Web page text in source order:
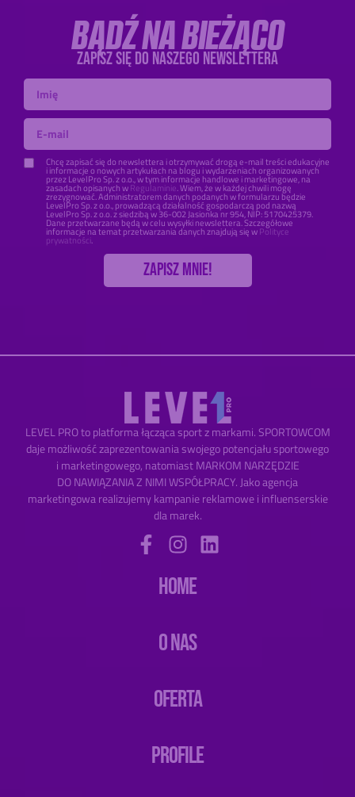
BĄDŹ NA BIEŻĄCO
ZAPISZ SIĘ DO NASZEGO NEWSLETTERA
Chcę zapisać się do newslettera i otrzymywać drogą e-mail treści edukacyjne
i informacje o nowych artykułach na blogu i wydarzeniach organizowanych
przez LevelPro Sp. z o.o., w tym informacje handlowe i marketingowe, na
zasadach opisanych wRegulaminie. Wiem, że w każdej chwili mogę
zrezygnować. Administratorem danych podanych w formularzu będzie
LevelPro Sp. z o.o., prowadzącą działalność gospodarczą pod nazwą
LevelPro Sp. z o.o. z siedzibą w 36-002 Jasionka nr 954, NIP: 5170425379.
Dane przetwarzane będą w celu wysyłki newslettera. Szczegółowe
informacje na temat przetwarzania danych znajdują się wPolityce
prywatności.
Zapisz mnie!
LEVEL PRO to platforma łącząca sport z markami. SPORTOWCOM
daje możliwość zaprezentowania swojego potencjału sportowego
i marketingowego, natomiast MARKOM NARZĘDZIE
DO NAWIĄZANIA Z NIMI WSPÓŁPRACY. Jako agencja
marketingowa realizujemy kampanie reklamowe i influenserskie
dla marek.
HOME
O NAS
OFERTA
PROFILE